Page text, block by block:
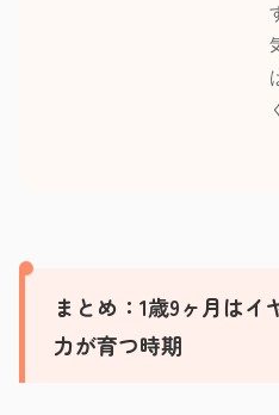
まとめ：1歳9ヶ月は
力が育つ時期